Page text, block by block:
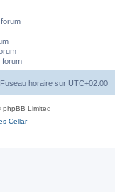
forum
Fuseau horaire sur UTC+02:00
Limited
Cellar